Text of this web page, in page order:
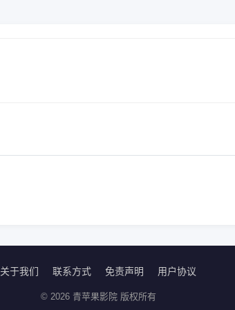
关于我们 联系方式 免责声明 用户协议
© 2026 青苹果影院 版权所有